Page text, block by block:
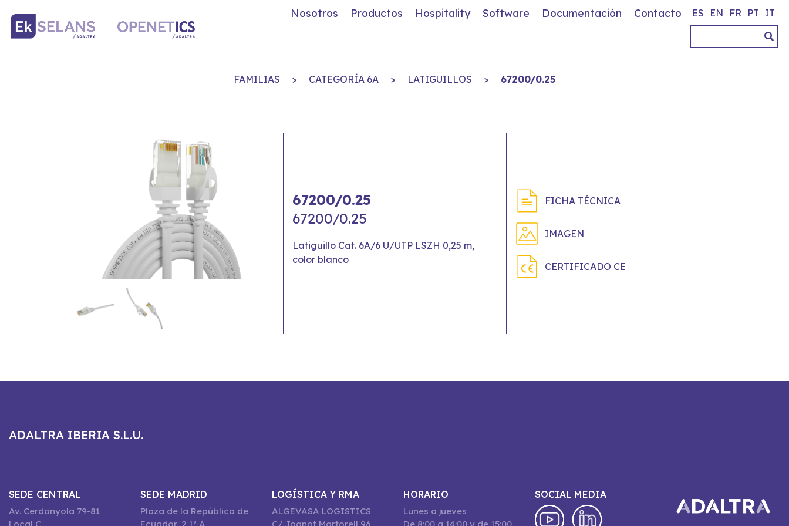
Nosotros Productos Hospitality Software Documentación Contacto ES EN FR PT IT
FAMILIAS > CATEGORÍA 6A > LATIGUILLOS > 67200/0.25
67200/0.25
67200/0.25
Latiguillo Cat. 6A/6 U/UTP LSZH 0,25 m,
color blanco
FICHA TÉCNICA
IMAGEN
CERTIFICADO CE
ADALTRA IBERIA S.L.U.
SEDE CENTRAL
Av. Cerdanyola 79-81
SEDE MADRID
Plaza de la República de
LOGÍSTICA Y RMA
ALGEVASA LOGISTICS
HORARIO
Lunes a jueves
SOCIAL MEDIA